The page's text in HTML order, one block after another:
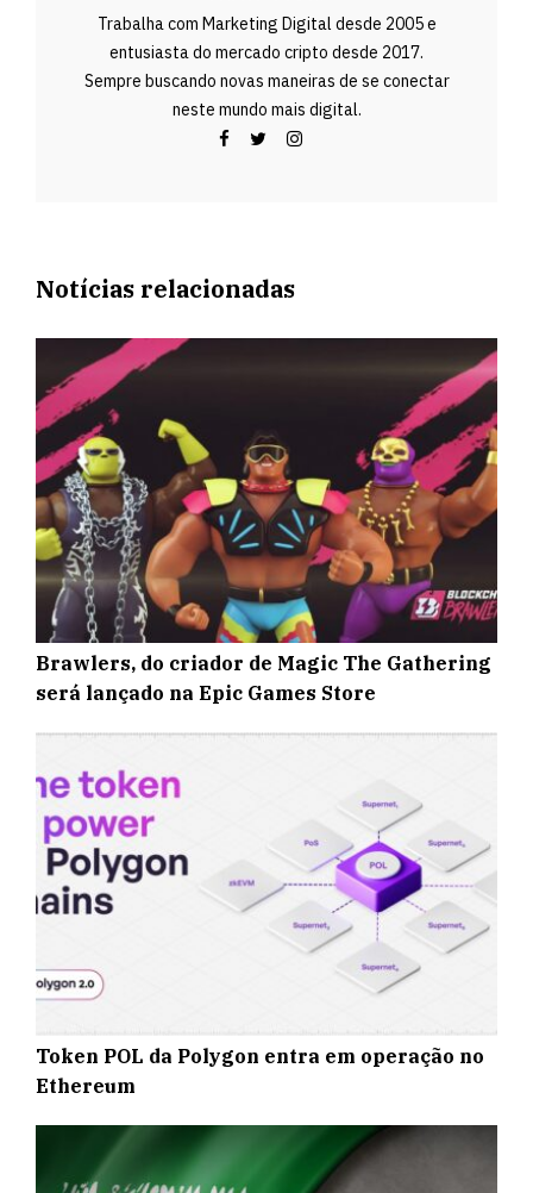
Trabalha com Marketing Digital desde 2005 e
entusiasta do mercado cripto desde 2017.
Sempre buscando novas maneiras de se conectar
neste mundo mais digital.
Notícias relacionadas
Brawlers, do criador de Magic The Gathering
será lançado na Epic Games Store
Token POL da Polygon entra em operação no
Ethereum